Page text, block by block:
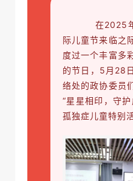
在2025年
际儿童节来临之
度过一个丰富多
的节日，5月28
络处的政协委员
“星星相印，守
孤独症儿童特别